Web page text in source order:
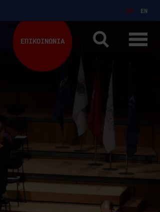
GR EN
ΕΠΙΚΟΙΝΩΝΙΑ